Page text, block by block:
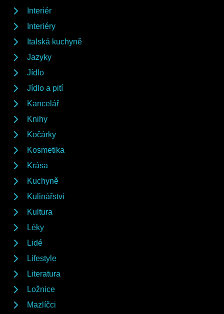
Interiér
Interiéry
Italská kuchyně
Jazyky
Jídlo
Jídlo a pití
Kancelář
Knihy
Kočárky
Kosmetika
Krása
Kuchyně
Kulinářství
Kultura
Léky
Lidé
Lifestyle
Literatura
Ložnice
Mazlíčci